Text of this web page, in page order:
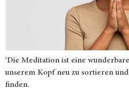
‘Die Meditation ist eine
unserem Kopf neu zu sortieren
finden.